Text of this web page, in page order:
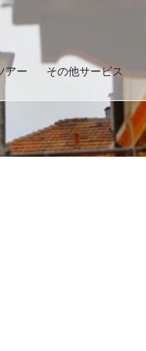
アー その他サービス